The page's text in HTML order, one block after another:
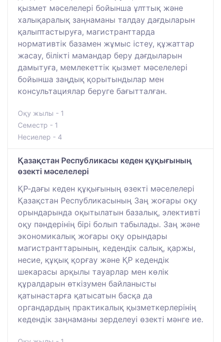
қызмет мәселелері бойынша ұлттық және
халықаралық заңнаманы талдау дағдыларын
қалыптастыруға, магистранттарда
нормативтік базамен жұмыс істеу, құжаттар
жасау, білікті мамандар беру дағдыларын
дамытуға, мемлекеттік қызмет мәселелері
бойынша заңдық қорытындылар мен
консультациялар беруге бағытталған.
Оқу жылы - 1
Семестр - 1
Несиелер - 4
Қазақстан Республикасы кеден құқығының
өзекті мәселелері
ҚР-дағы кеден құқығының өзекті мәселелері
Қазақстан Республикасының Заң жоғары оқу
орындарында оқытылатын базалық, элективті
оқу пәндерінің бірі болып табылады. Заң және
экономикалық жоғары оқу орындары
магистранттарының, кедендік салық, қаржы,
несие, құқық қорғау және ҚР кедендік
шекарасы арқылы тауарлар мен көлік
құралдарын өткізумен байланысты
қатынастарға қатысатын басқа да
органдардың практикалық қызметкерлерінің
кедендік заңнаманы зерделеуі өзекті мәнге ие.